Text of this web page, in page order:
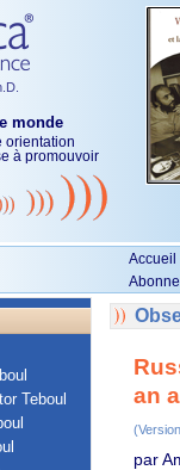
monde
orientation
à promouvoir
Accueil
Teboul
an
par